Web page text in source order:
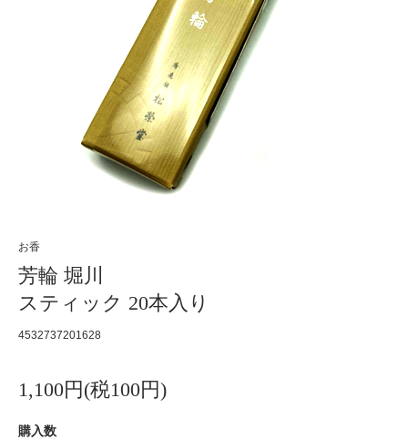
お香
芳輪 堀川
スティック 20本入り
4532737201628
1,100円(税100円)
購入数